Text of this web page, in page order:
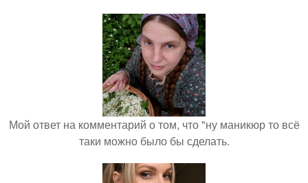
Мой ответ на комментарий о том, что "ну маникюр то всё
таки можно было бы сделать.